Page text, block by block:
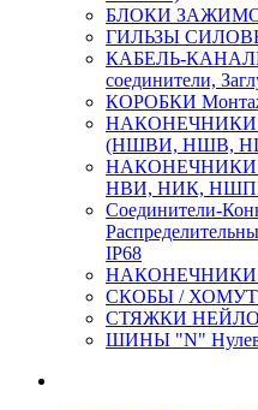
БЛОКИ
ГИЛЬЗЫ
КАБЕЛЬ-КАНАЛЫ
соединители,
КОРОБКИ
(НШВИ, НШВ,
НВИ, НИК,
Соединители-
IP68
НАКОНЕЧНИКИ
СКОБЫ /
СТЯЖКИ
ШИНЫ "N"